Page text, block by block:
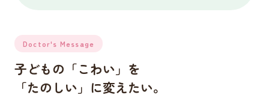
Doctor's Message
子どもの「こわい」を
「たのしい」に変えたい。